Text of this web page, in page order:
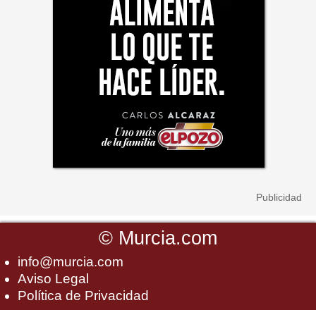
© Murcia.com
info@murcia.com
Aviso Legal
Política de Privacidad